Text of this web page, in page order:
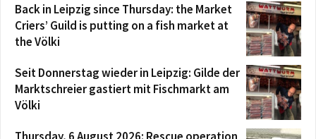
Back in Leipzig since Thursday: the Market
Criers’ Guild is putting on a fish market at
the Völki
Seit Donnerstag wieder in Leipzig: Gilde der
Marktschreier gastiert mit Fischmarkt am
Völki